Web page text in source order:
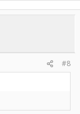
#8